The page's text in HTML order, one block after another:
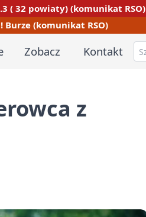
( 32 powiaty) (komunikat RSO)
Burze (komunikat RSO)
Zobacz Kontakt
z